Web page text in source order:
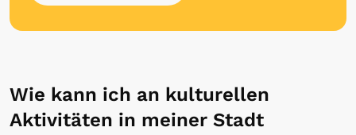
Wie kann ich an kulturellen
Aktivitäten in meiner Stadt